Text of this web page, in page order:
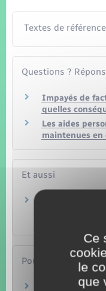
Textes de référence
Questions ?
Impayés de
quelles
Les aides
maintenues en
Et aussi
Aide pour le
d'un logement
Pour en savoir plus
Fonds de
Ce
le
que